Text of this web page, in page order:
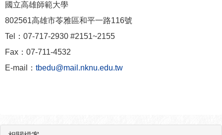
國立高雄師範大學
802561高雄市苓雅區和平一路116號
Tel：07-717-2930 #2151~2155
Fax：07-711-4532
E-mail： tbedu@mail.nknu.edu.tw